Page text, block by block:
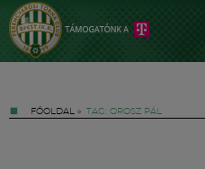
FŐOLDAL » TAG: OROSZ PÁL